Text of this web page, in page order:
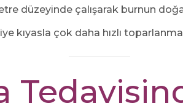
düzeyinde çalışarak burnun
kıyasla çok daha hızlı